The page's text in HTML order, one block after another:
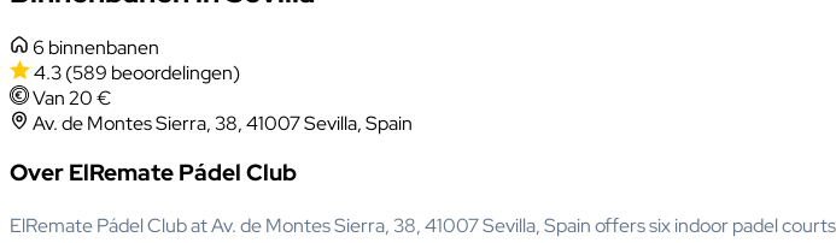
6 binnenbanen
4.3(589 beoordelingen)
Van 20 €
Av. de Montes Sierra, 38, 41007 Sevilla, Spain
Over ElRemate Pádel Club
ElRemate Pádel Club at Av. de Montes Sierra, 38, 41007 Sevilla, Spain offers six indoor padel